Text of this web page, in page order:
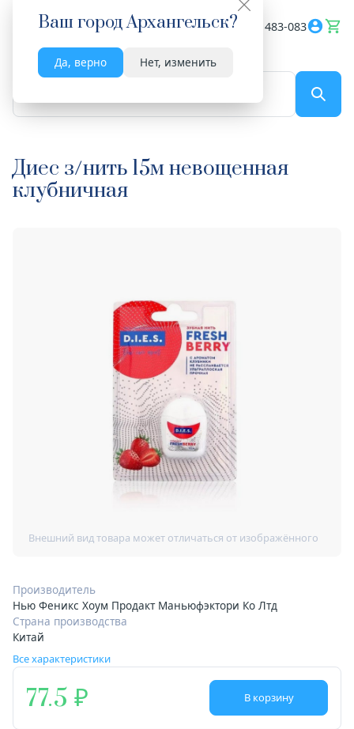
Ваш городАрхангельск?
Да, верно Нет, изменить
Весь сайт 8182 483-083
Диес з/нить 15м невощенная
клубничная
Производитель
Нью Феникс Хоум Продакт Маньюфэктори Ко Лтд
Страна производства
Китай
Все характеристики
77.5 В корзину